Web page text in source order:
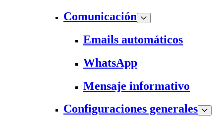
Comunicación
Emails automáticos
WhatsApp
Mensaje informativo
Configuraciones generales